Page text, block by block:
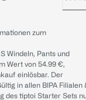
zum
Windeln, Pants und
Wert von 54.99 €,
einlösbar. Der
in allen BIPA Filialen
des tiptoi Starter Sets